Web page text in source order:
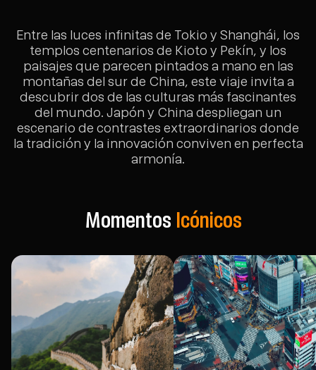
Entre las luces infinitas de Tokio y Shanghái, los
templos centenarios de Kioto y Pekín, y los
paisajes que parecen pintados a mano en las
montañas del sur de China, este viaje invita a
descubrir dos de las culturas más fascinantes
del mundo. Japón y China despliegan un
escenario de contrastes extraordinarios donde
la tradición y la innovación conviven en perfecta
armonía.
Momentos Icónicos